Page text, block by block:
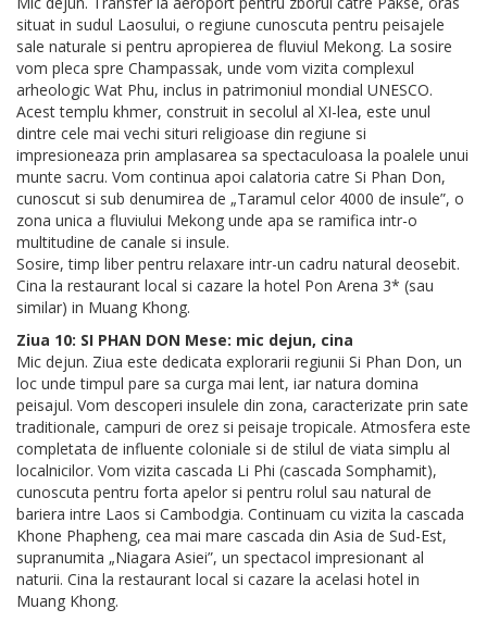
situat in sudul Laosului, o regiune cunoscuta pentru peisajele
sale naturale si pentru apropierea de fluviul Mekong. La sosire
vom pleca spre Champassak, unde vom vizita complexul
arheologic Wat Phu, inclus in patrimoniul mondial UNESCO.
Acest templu khmer, construit in secolul al XI-lea, este unul
dintre cele mai vechi situri religioase din regiune si
impresioneaza prin amplasarea sa spectaculoasa la poalele unui
munte sacru. Vom continua apoi calatoria catre Si Phan Don,
cunoscut si sub denumirea de „Taramul celor 4000 de insule”, o
zona unica a fluviului Mekong unde apa se ramifica intr-o
multitudine de canale si insule.
Sosire, timp liber pentru relaxare intr-un cadru natural deosebit.
Cina la restaurant local si cazare la hotel Pon Arena 3* (sau
similar) in Muang Khong.
Ziua 10: SI PHAN DON Mese: mic dejun, cina
Mic dejun. Ziua este dedicata explorarii regiunii Si Phan Don, un
loc unde timpul pare sa curga mai lent, iar natura domina
peisajul. Vom descoperi insulele din zona, caracterizate prin sate
traditionale, campuri de orez si peisaje tropicale. Atmosfera este
completata de influente coloniale si de stilul de viata simplu al
localnicilor. Vom vizita cascada Li Phi (cascada Somphamit),
cunoscuta pentru forta apelor si pentru rolul sau natural de
bariera intre Laos si Cambodgia. Continuam cu vizita la cascada
Khone Phapheng, cea mai mare cascada din Asia de Sud-Est,
supranumita „Niagara Asiei”, un spectacol impresionant al
naturii. Cina la restaurant local si cazare la acelasi hotel in
Muang Khong.